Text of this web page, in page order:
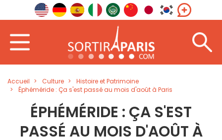
Accueil Culture
Histoire et Patrimoine
Éphéméride : Ça s'est passé au mois d'août à Paris
ÉPHÉMÉRIDE : ÇA S'EST
PASSÉ AU MOIS D'AOÛT À